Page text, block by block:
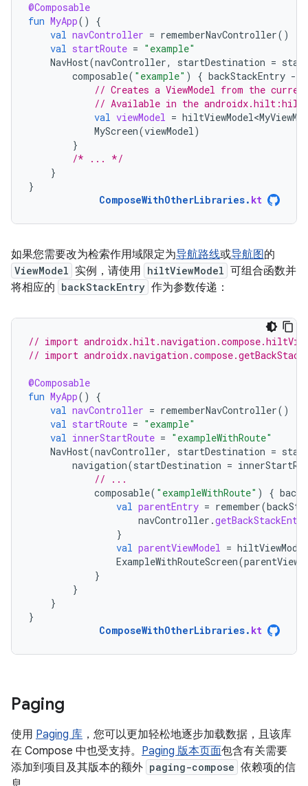
@Composable
fun MyApp()
{
val navController = rememberNavController()
val startRoute = "example"
NavHost(navController, startDestination =
composable( "example" ) { backStackEntry -
// Creates a ViewModel from the
// Available in the androidx.hilt:hilt-
val viewModel =
MyScreen(viewModel)
}
/* ... */
}
}
ComposeWithOtherLibraries. kt
如果您需要改为检索作用域限定为导航路线或导航图的
ViewModel 实例，请使用 hiltViewModel 可组合函数并
将相应的 backStackEntry 作为参数传递：
// import
// import
@Composable
fun MyApp()
{
val navController = rememberNavController()
val startRoute = "example"
val innerStartRoute = "exampleWithRoute"
NavHost(navController, startDestination =
navigation(startDestination =
// ...
composable( "exampleWithRoute" ) {
val parentEntry = remember(
navController .getBackStackEntry
}
val parentViewModel =
ExampleWithRouteScreen(
}
}
}
}
ComposeWithOtherLibraries. kt
Paging
使用 Paging 库 ，您可以更加轻松地逐步加载数据，且该库
在 Compose 中也受支持。 Paging 版本页面包含有关需要
添加到项目及其版本的额外 paging-compose 依赖项的信